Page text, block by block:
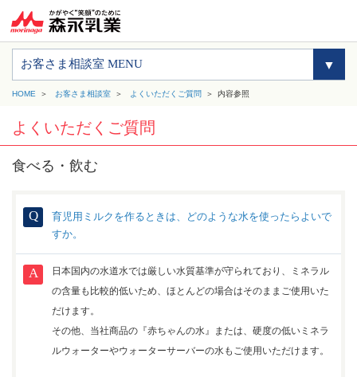
お客さま相談室 MENU
HOME お客さま相談室 よくいただくご質問 内容参照
よくいただくご質問
食べる・飲む
育児用ミルクを作るときは、どのような水を使ったらよいで
すか。
日本国内の水道水では厳しい水質基準が守られており、ミネラル
の含量も比較的低いため、ほとんどの場合はそのままご使用いた
だけます。
その他、当社商品の『赤ちゃんの水』または、硬度の低いミネラ
ルウォーターやウォーターサーバーの水もご使用いただけます。